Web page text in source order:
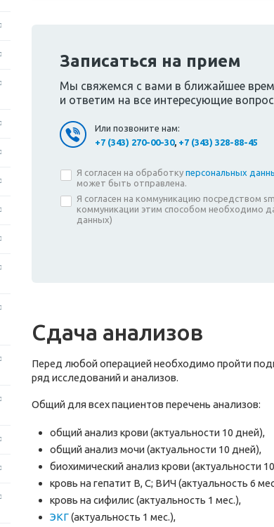
Записаться на прием
Мы свяжемся с вами в ближайшее
и ответим на все интересующие
Или позвоните нам:
+7 (343) 270-00-30, +7 (343) 328-88-45
Я согласен на обработкуперсональных
может быть отправлена.
Я согласен на коммуникацию посредством
коммуникации этим способом необходимо
данных)
Сдача анализов
Перед любой операцией необходимо пройти
ряд исследований и анализов.
Общий для всех пациентов перечень анализов:
общий анализ крови (актуальности 10 дней),
общий анализ мочи (актуальности 10 дней),
биохимический анализ крови (актуальности
кровь на гепатит В, С; ВИЧ (актуальность 6
кровь на сифилис (актуальность 1 мес.),
ЭКГ(актуальность 1 мес.),